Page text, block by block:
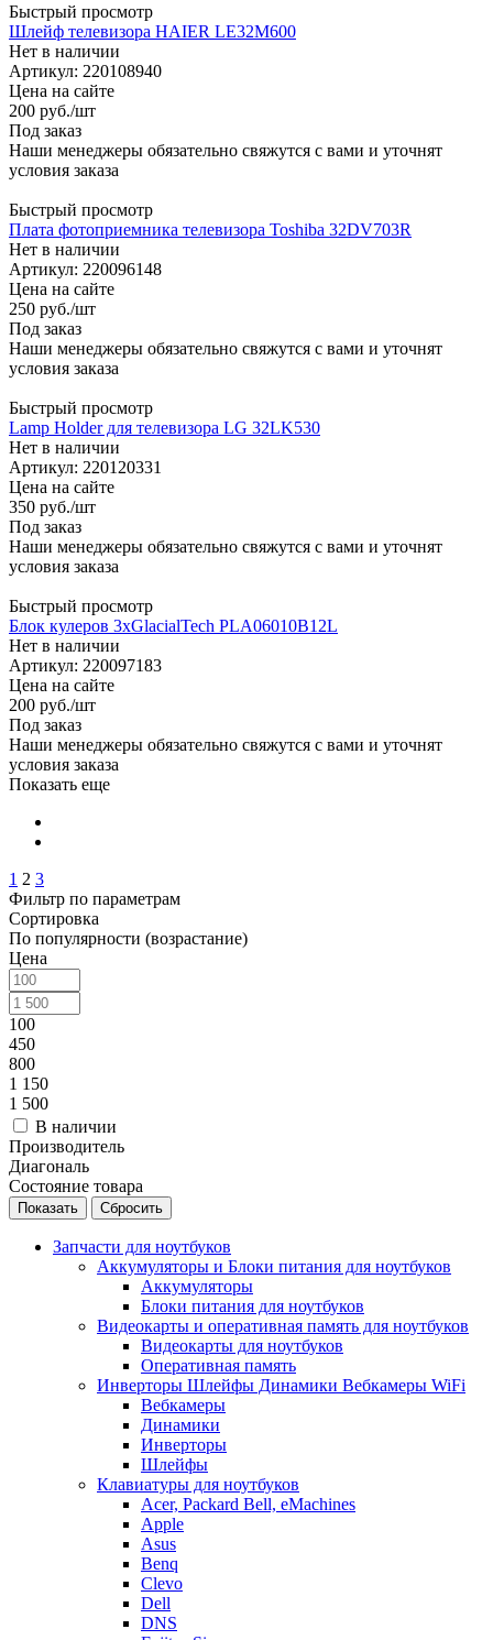
Быстрый просмотр
Шлейф телевизора HAIER LE32M600
Нет в наличии
Артикул: 220108940
Цена на сайте
200 руб./шт
Под заказ
Наши менеджеры обязательно свяжутся с вами и уточнят
условия заказа
Быстрый просмотр
Плата фотоприемника телевизора Toshiba 32DV703R
Нет в наличии
Артикул: 220096148
Цена на сайте
250 руб./шт
Под заказ
Наши менеджеры обязательно свяжутся с вами и уточнят
условия заказа
Быстрый просмотр
Lamp Holder для телевизора LG 32LK530
Нет в наличии
Артикул: 220120331
Цена на сайте
350 руб./шт
Под заказ
Наши менеджеры обязательно свяжутся с вами и уточнят
условия заказа
Быстрый просмотр
Блок кулеров 3xGlacialTech PLA06010B12L
Нет в наличии
Артикул: 220097183
Цена на сайте
200 руб./шт
Под заказ
Наши менеджеры обязательно свяжутся с вами и уточнят
условия заказа
Показать еще
1 2 3
Фильтр по параметрам
Сортировка
По популярности (возрастание)
Цена
100
450
800
1 150
1 500
В наличии
Производитель
Диагональ
Состояние товара
Сбросить
Запчасти для ноутбуков
Аккумуляторы и Блоки питания для ноутбуков
Аккумуляторы
Блоки питания для ноутбуков
Видеокарты и оперативная память для ноутбуков
Видеокарты для ноутбуков
Оперативная память
Инверторы Шлейфы Динамики Вебкамеры WiFi
Вебкамеры
Динамики
Инверторы
Шлейфы
Клавиатуры для ноутбуков
Acer, Packard Bell, eMachines
Apple
Asus
Benq
Clevo
Dell
DNS